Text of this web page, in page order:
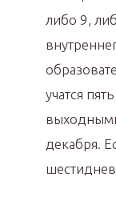
либо 9,
учатся
декабря.